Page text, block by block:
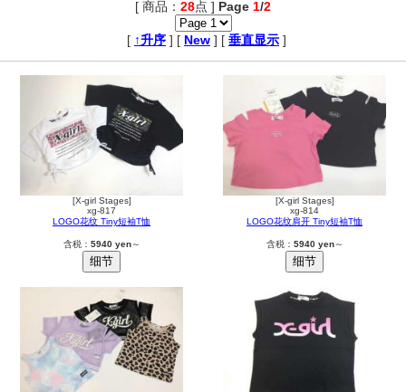
[ 商品： 28点 ] Page 1/2
[ ↑升序 ] [ New ] [ 垂直显示 ]
[X-girl Stages]
xg-817
LOGO花纹 Tiny短袖T恤
含税： 5940 yen～
[X-girl Stages]
xg-814
LOGO花纹肩开 Tiny短袖T恤
含税： 5940 yen～